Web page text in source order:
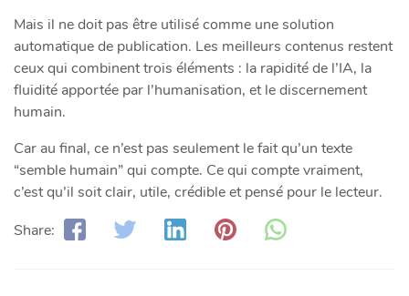
Mais il ne doit pas être utilisé comme une solution
automatique de publication. Les meilleurs contenus restent
ceux qui combinent trois éléments : la rapidité de l’IA, la
fluidité apportée par l’humanisation, et le discernement
humain.
Car au final, ce n’est pas seulement le fait qu’un texte
“semble humain” qui compte. Ce qui compte vraiment,
c’est qu’il soit clair, utile, crédible et pensé pour le lecteur.
Share: